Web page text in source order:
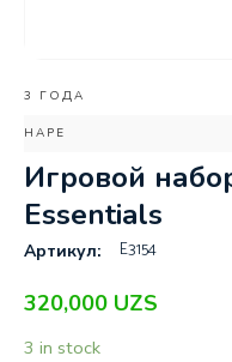
3 ГОДА
HAPE
Игровой
Essentials
Артикул: E3154
320,000 UZS
3 in stock